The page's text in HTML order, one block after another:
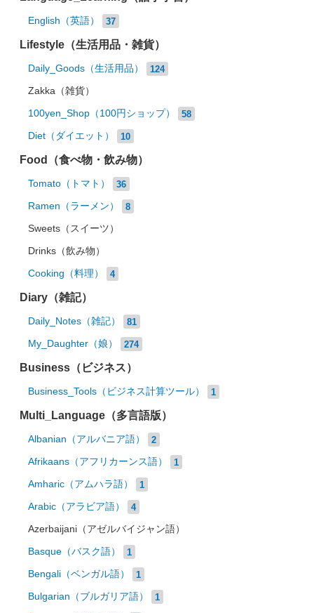
English（英語） 37
Lifestyle（生活用品・雑貨）
Daily_Goods（生活用品） 124
Zakka（雑貨）
100yen_Shop（100円ショップ） 58
Diet（ダイエット） 10
Food（食べ物・飲み物）
Tomato（トマト） 36
Ramen（ラーメン） 8
Sweets（スイーツ）
Drinks（飲み物）
Cooking（料理） 4
Diary（雑記）
Daily_Notes（雑記） 81
My_Daughter（娘） 274
Business（ビジネス）
Business_Tools（ビジネス計算ツール） 1
Multi_Language（多言語版）
Albanian（アルバニア語） 2
Afrikaans（アフリカーンス語） 1
Amharic（アムハラ語） 1
Arabic（アラビア語） 4
Azerbaijani（アゼルバイジャン語）
Basque（バスク語） 1
Bengali（ベンガル語） 1
Bulgarian（ブルガリア語） 1